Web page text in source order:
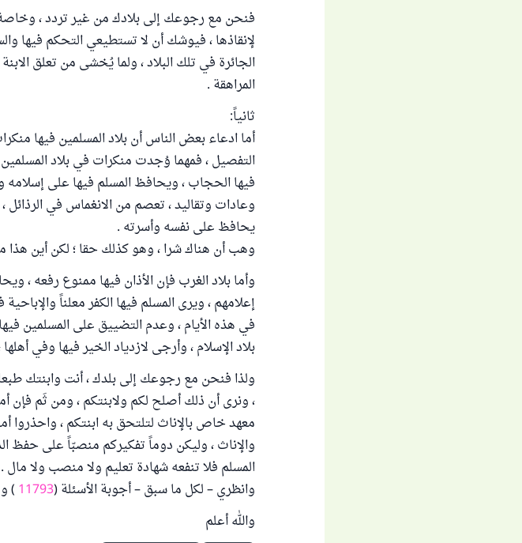
فنحن مع رجوعك إلى بلادك من غير تردد ،
لإنقاذها ، فيوشك أن لا تستطيعي التحكم فيها
الجائرة في تلك البلاد ، ولما يُخشى من تعلق
المراهقة .
ثانياً:
أما ادعاء بعض الناس أن بلاد المسلمين
التفصيل ، فمهما وُجدت منكرات في بلاد المسلمين
فيها الحجاب ، ويحافظ المسلم فيها على
وعادات وتقاليد ، تعصم من الانغماس في الرذائل
يحافظ على نفسه وأسرته .
وهب أن هناك شرا ، وهو كذلك حقا ؛ لكن أين هذا
وأما بلاد الغرب فإن الأذان فيها ممنوع رفعه ،
إعلامهم ، ويرى المسلم فيها الكفر معلناً
في هذه الأيام ، وعدم التضييق على المسلمين
بلاد الإسلام ، وأرجى لازدياد الخير فيها وفي
ولذا فنحن مع رجوعك إلى بلدك ، أنت وابنتك
، ونرى أن ذلك أصلح لكم ولابنتكم ، ومن ثَم فإن
معهد خاص بالإناث لتلتحق به ابنتكم ، واحذروا
والإناث ، وليكن دوماً تفكيركم منصبّاً على حفظ
المسلم فلا تنفعه شهادة تعليم ولا منصب ولا مال .
وانظري – لكل ما سبق – أجوبة الأسئلة (11793
)
والله أعلم